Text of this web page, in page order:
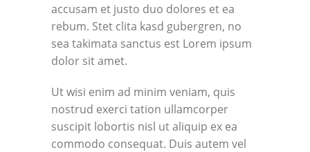
accusam et justo duo dolores et ea
rebum. Stet clita kasd gubergren, no
sea takimata sanctus est Lorem ipsum
dolor sit amet.
Ut wisi enim ad minim veniam, quis
nostrud exerci tation ullamcorper
suscipit lobortis nisl ut aliquip ex ea
commodo consequat. Duis autem vel